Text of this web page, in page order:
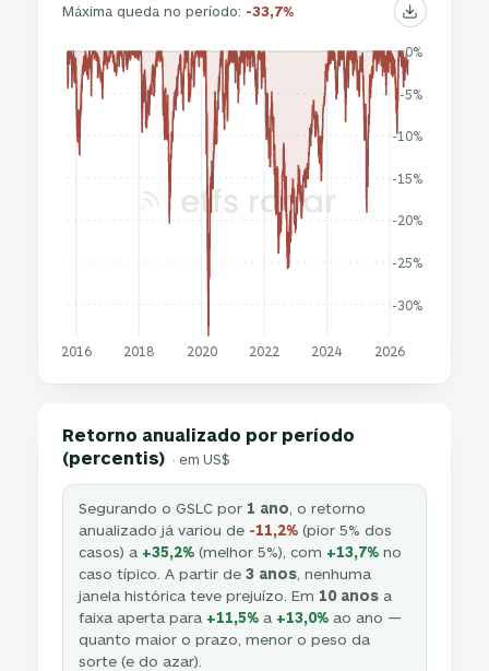
Máxima queda no período: -33,7%
-30%
-25%
-20%
-15%
-10%
-5%
0%
2016 2018 2020 2022 2024 2026
Retorno anualizado por período
(percentis) · em US$
Segurando o GSLC por 1 ano , o retorno
anualizado já variou de -11,2% (pior 5% dos
casos) a +35,2% (melhor 5%), com +13,7% no
caso típico. A partir de3 anos , nenhuma
janela histórica teve prejuízo. Em 10 anos a
faixa aperta para +11,5% a +13,0% ao ano —
quanto maior o prazo, menor o peso da
sorte (e do azar).